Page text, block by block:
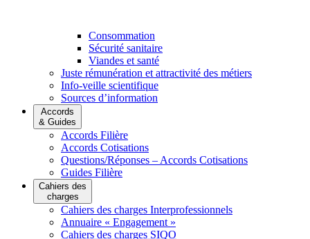
Consommation
Sécurité sanitaire
Viandes et santé
Juste rémunération et attractivité des métiers
Info-veille scientifique
Sources d’information
Accords
& Guides
Accords Filière
Accords Cotisations
Questions/Réponses – Accords Cotisations
Guides Filière
Cahiers des
charges
Cahiers des charges Interprofessionnels
Annuaire « Engagement »
Cahiers des charges SIQO